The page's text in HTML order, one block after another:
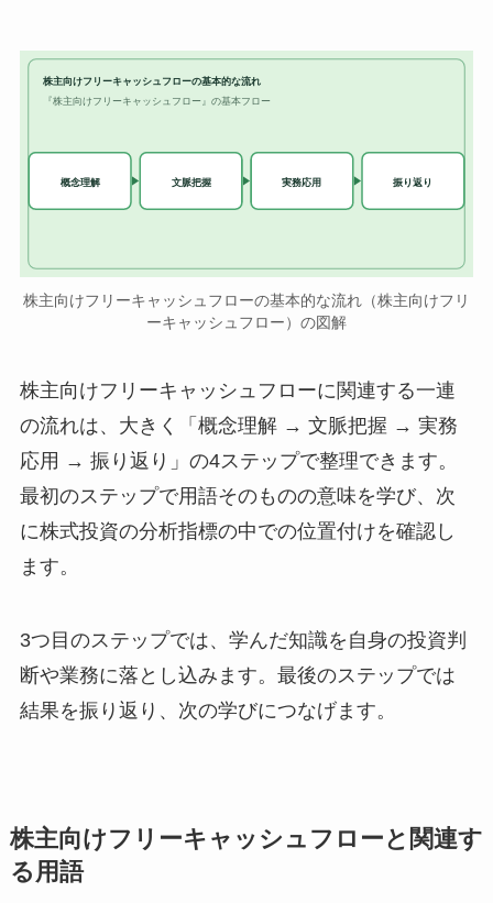
株主向けフリーキャッシュフローの基本的な流れ
『株主向けフリーキャッシュフロー』の基本フロー
概念理解 文脈把握 実務応用 振り返り
株主向けフリーキャッシュフローの基本的な流れ（株主向けフリ
ーキャッシュフロー）の図解
株主向けフリーキャッシュフローに関連する一連
の流れは、大きく「概念理解 → 文脈把握 → 実務
応用 → 振り返り」の4ステップで整理できます。
最初のステップで用語そのものの意味を学び、次
に株式投資の分析指標の中での位置付けを確認し
ます。
3つ目のステップでは、学んだ知識を自身の投資判
断や業務に落とし込みます。最後のステップでは
結果を振り返り、次の学びにつなげます。
株主向けフリーキャッシュフローと関連す
る用語